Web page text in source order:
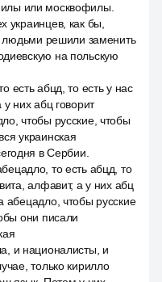
или москвофилы.
украинцев, как бы,
людьми решили заменить
на польскую
есть абцд, то есть у нас
них абц говорит
чтобы русские, чтобы
украинская
в Сербии.
то есть абцд, то
алфавит, а у них абц
абецадло, чтобы русские
они писали
и националисты, и
только кирилло